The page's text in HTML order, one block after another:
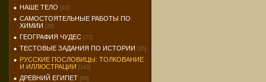
НАШЕ ТЕЛО [10]
САМОСТОЯТЕЛЬНЫЕ РАБОТЫ ПО
ХИМИИ [28]
ГЕОГРАФИЯ ЧУДЕС [77]
ТЕСТОВЫЕ ЗАДАНИЯ ПО ИСТОРИИ [35]
РУССКИЕ ПОСЛОВИЦЫ: ТОЛКОВАНИЕ
И ИЛЛЮСТРАЦИИ [143]
ДРЕВНИЙ ЕГИПЕТ [65]